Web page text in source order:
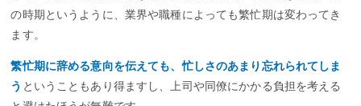
の時期というように、業界や職種によっても繁忙期は変わってき
ます。
繁忙期に辞める意向を伝えても、忙しさのあまり忘れられてしま
う ということもあり得ますし、上司や同僚にかかる負担を考える